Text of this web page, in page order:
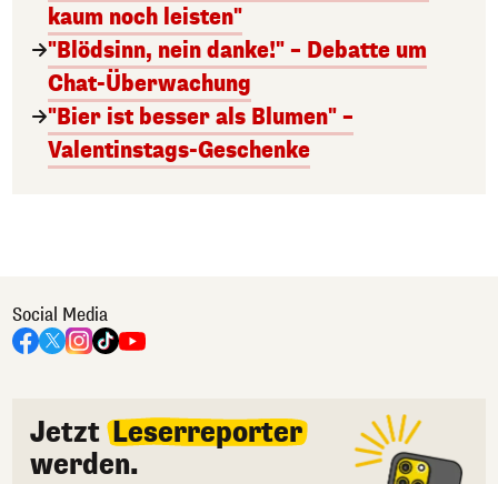
kaum noch leisten"
"Blödsinn, nein danke!" – Debatte um
Chat-Überwachung
"Bier ist besser als Blumen" –
Valentinstags-Geschenke
Social Media
Jetzt Leserreporter
werden.